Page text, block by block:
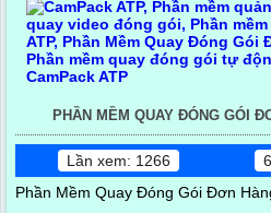
PHẦN MỀM QUAY ĐÓNG GÓI
Lần xem: 1266
Phần Mềm Quay Đóng Gói Đơn